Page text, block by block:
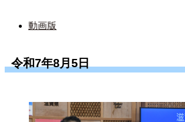
動画版
令和7年8月5日